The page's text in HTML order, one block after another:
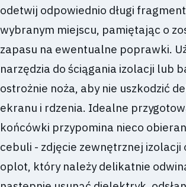
odetwij odpowiednio długi
wybranym miejscu, pamiętając o
zapasu na ewentualne poprawki.
narzędzia do ściągania izolacji lub
ostrożnie noża, aby nie uszkodzić
ekranu i rdzenia. Idealne
końcówki przypomina nieco
cebuli - zdjęcie zewnętrznej izolacji
oplot, który należy delikatnie